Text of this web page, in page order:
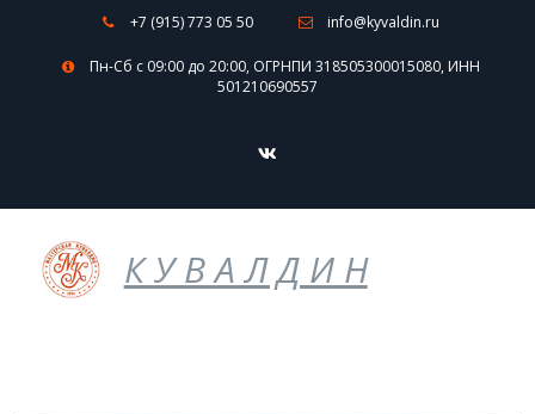
+7 (915) 773 05 50 info@kyvaldin.ru
Пн-Сб с 09:00 до 20:00, ОГРНПИ 318505300015080, ИНН
501210690557
К У В А Л Д И Н